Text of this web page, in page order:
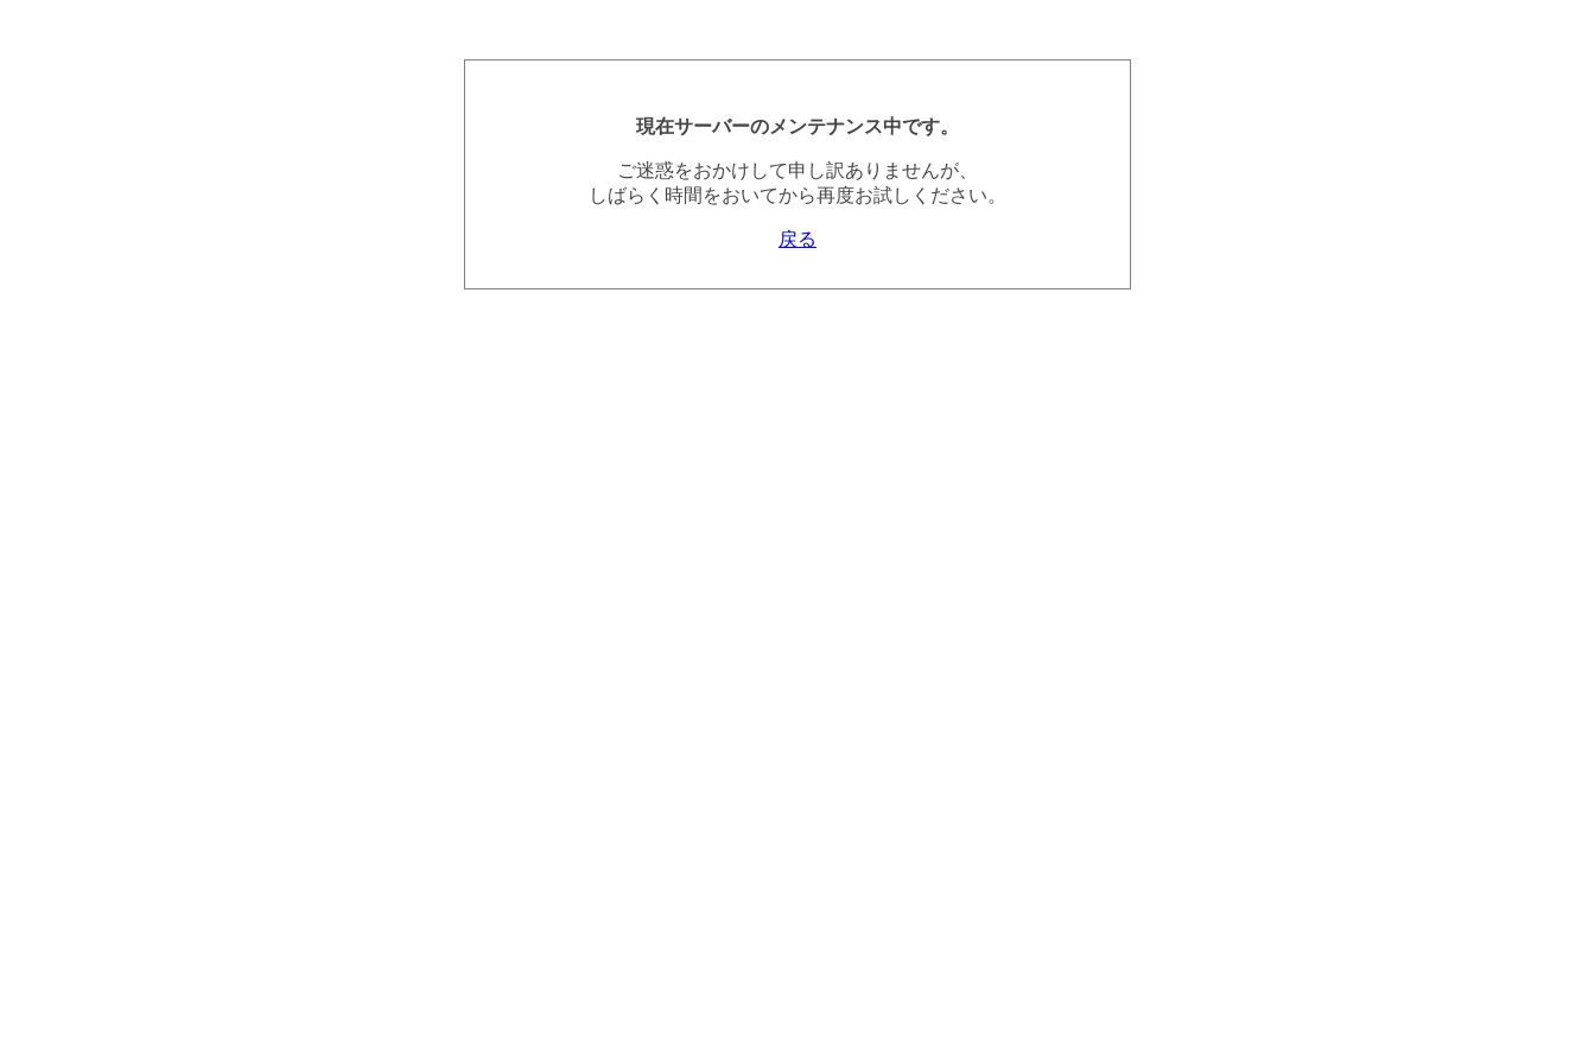
現在サーバーのメンテナンス中です。
ご迷惑をおかけして申し訳ありませんが、
しばらく時間をおいてから再度お試しください。
戻る